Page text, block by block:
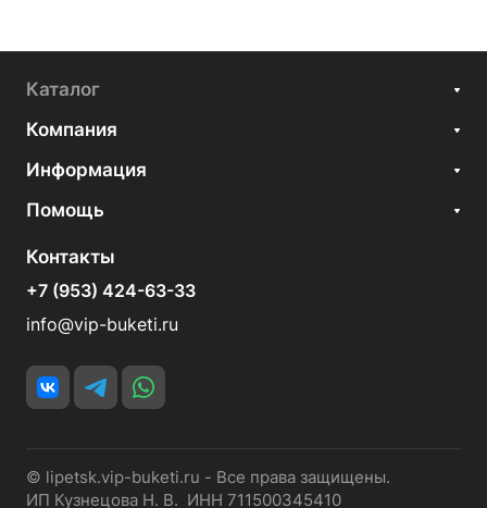
Каталог
Компания
Информация
Помощь
Контакты
+7 (953) 424-63-33
info@vip-buketi.ru
© lipetsk.vip-buketi.ru - Все права защищены.
ИП Кузнецова Н. В. ИНН 711500345410